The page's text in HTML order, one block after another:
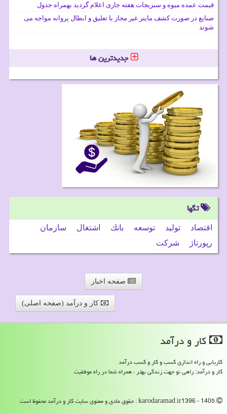
قیمت عمده میوه و سبزیجات هفته جاری اعلام گردید بهمراه جدول
صنایع در صورت کشف ماینر غیر مجاز با تعلیق و ابطال پروانه مواجه می
شوند
جدیدترین ها
تگها
اقتصاد تولید توسعه بانك اشتغال
سازمان
رپورتاژ
شركت
صفحه اخبار
کار و درآمد (صفحه اصلی)
كار و درآمد
کاریابی و راه اندازی کسب و کار و کسب درآمد
کار و درآمد: راهی نو جهت زندگی بهتر ، همراه شما در راه موفقیت